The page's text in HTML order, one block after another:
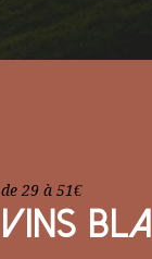
de 29 à 51€
VINS